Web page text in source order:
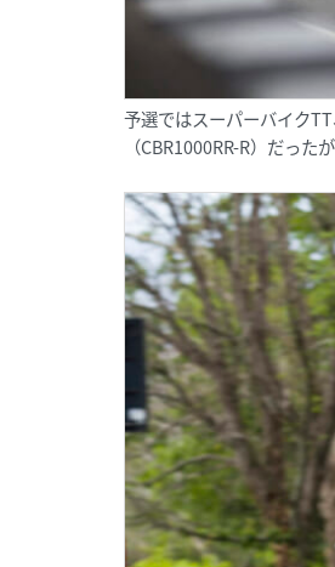
予選ではスーパーバイク
（CBR1000RR-R）だった